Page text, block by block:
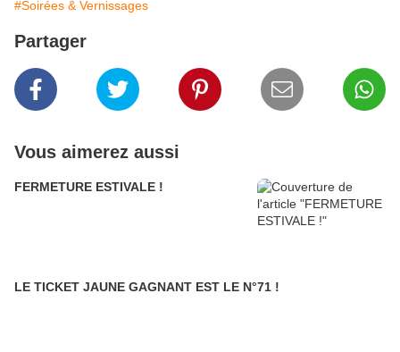
#Soirées & Vernissages
Partager
Vous aimerez aussi
FERMETURE ESTIVALE !
LE TICKET JAUNE GAGNANT EST LE N°71 !